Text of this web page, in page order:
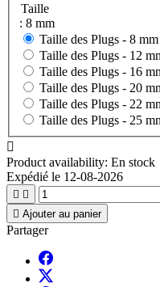
Taille
: 8 mm
Taille des Plugs - 8 mm
Taille des Plugs - 12
Taille des Plugs - 16
Taille des Plugs - 20
Taille des Plugs - 22
Taille des Plugs - 25

Product availability: En stock
Expédié le 12-08-2026
 
 Ajouter au panier
Partager